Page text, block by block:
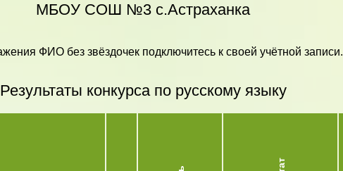
МБОУ СОШ №3 с.Астраханка
ФИО без звёздочек подключитесь к своей учётной записи.
Результаты конкурса по русскому языку